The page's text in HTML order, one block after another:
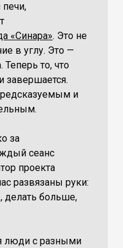
«Синара». Это не
в углу. Это —
Теперь то, что
завершается.
и
за
сеанс
проекта
развязаны руки:
делать больше,
люди с разными